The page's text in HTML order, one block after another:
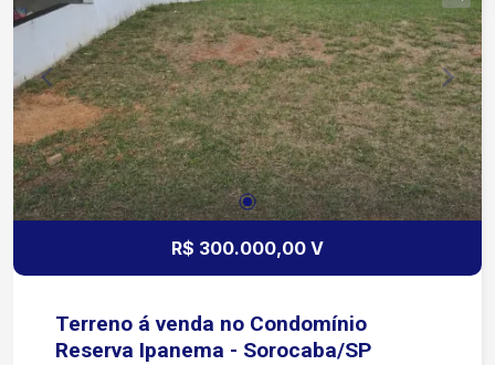
R$ 300.000,00 V
Terreno á venda no Condomínio
Reserva Ipanema - Sorocaba/SP